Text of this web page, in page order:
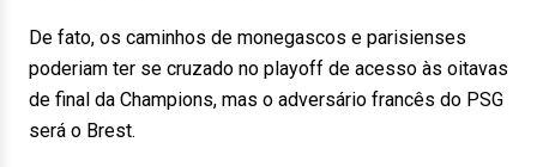
De fato, os caminhos de monegascos e parisienses
poderiam ter se cruzado no playoff de acesso às oitavas
de final da Champions, mas o adversário francês do PSG
será o Brest.